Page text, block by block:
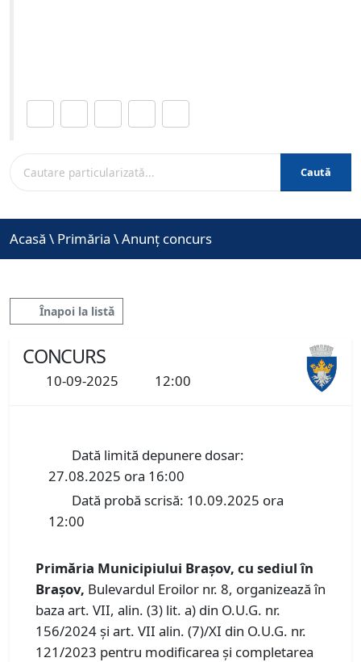
Caută
Acasă \ Primăria \Anunț concurs
Înapoi la listă
CONCURS
10-09-2025 12:00
Dată limită depunere dosar:
27.08.2025 ora 16:00
Dată probă scrisă: 10.09.2025 ora
12:00
Primăria Municipiului Braşov, cu sediul în
Braşov, Bulevardul Eroilor nr. 8, organizează în
baza art. VII, alin. (3) lit. a) din O.U.G. nr.
156/2024 și art. VII alin. (7)/XI din O.U.G. nr.
121/2023 pentru modificarea și completarea